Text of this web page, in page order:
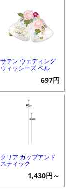
サテン ウェディング
ウィッシーズ ベル
697円
クリア カップアンド
スティック
1,430円～